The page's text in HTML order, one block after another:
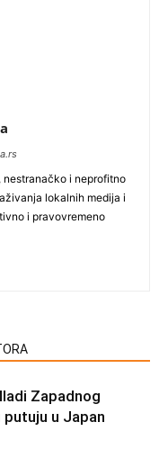
i neprofitno
lokalnih medija i
i pravovremeno
Zapadnog
putuju u Japan